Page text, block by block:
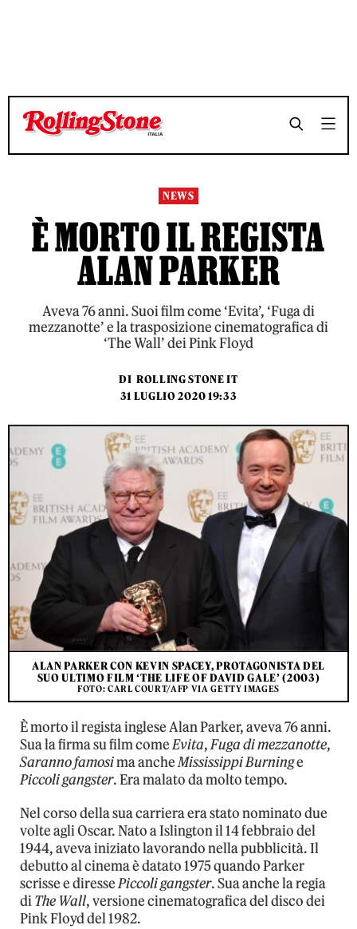
TEMPO DI LETTURA 3 MINUTI SHARE
TEMPO DI LETTURA 3 MINUTI SHARE
NEWS
È MORTO IL REGISTA
ALAN PARKER
Aveva 76 anni. Suoi film come ‘Evita’, ‘Fuga di
mezzanotte’ e la trasposizione cinematografica di
‘The Wall’ dei Pink Floyd
DI ROLLING STONE IT
31 LUGLIO 2020 19:33
ALAN PARKER CON KEVIN SPACEY, PROTAGONISTA DEL
SUO ULTIMO FILM ‘THE LIFE OF DAVID GALE’ (2003)
FOTO: CARL COURT/AFP VIA GETTY IMAGES
È morto il regista inglese Alan Parker, aveva 76 anni.
Sua la firma su film comeEvita,Fuga di mezzanotte,
Saranno famosima ancheMississippi Burninge
Piccoli gangster. Era malato da molto tempo.
Nel corso della sua carriera era stato nominato due
volte agli Oscar. Nato a Islington il 14 febbraio del
1944, aveva iniziato lavorando nella pubblicità. Il
debutto al cinema è datato 1975 quando Parker
scrisse e diressePiccoli gangster. Sua anche la regia
diThe Wall, versione cinematografica del disco dei
Pink Floyd del 1982.